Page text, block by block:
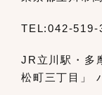
TEL:042-519-
JR立川駅・多
松町三丁目」